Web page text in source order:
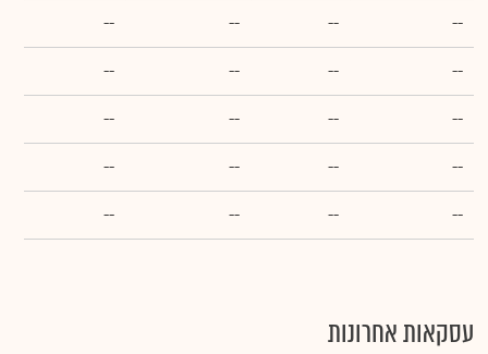
--
--
--
--
--
--
--
--
--
--
--
--
--
--
--
--
--
--
--
--
עסקאות אחרונות